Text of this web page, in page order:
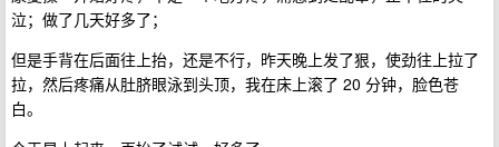
泣；做了几天好多了；
但是手背在后面往上抬，还是不行，昨天晚上发了狠，使劲往上拉了
拉，然后疼痛从肚脐眼泳到头顶，我在床上滚了 20 分钟，脸色苍
白。